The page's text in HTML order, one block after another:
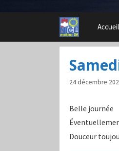
Accueil
24 décembre
Belle journée
Douceur